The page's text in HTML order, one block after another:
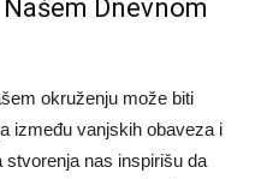
Dnevnom
okruženju može biti
između vanjskih obaveza i
stvorenja nas inspirišu da